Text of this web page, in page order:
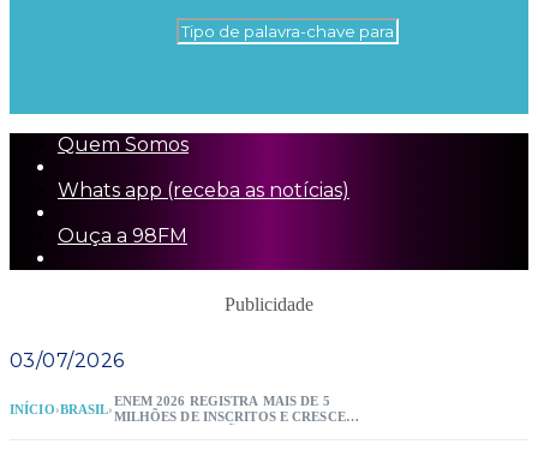
Quem Somos
Whats app (receba as notícias)
Ouça a 98FM
Publicidade
03/07/2026
INÍCIO›BRASIL›
ENEM 2026 REGISTRA MAIS DE 5
MILHÕES DE INSCRITOS E CRESCE